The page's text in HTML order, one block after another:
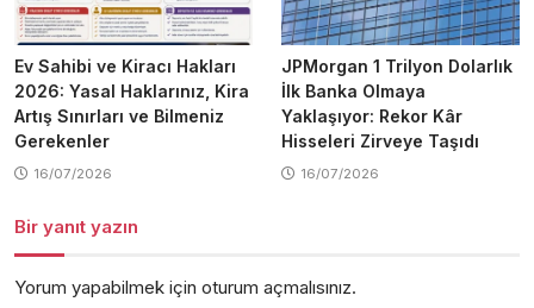
Ev Sahibi ve Kiracı Hakları
2026: Yasal Haklarınız, Kira
Artış Sınırları ve Bilmeniz
Gerekenler
16/07/2026
JPMorgan 1 Trilyon Dolarlık
İlk Banka Olmaya
Yaklaşıyor: Rekor Kâr
Hisseleri Zirveye Taşıdı
16/07/2026
Bir yanıt yazın
Yorum yapabilmek için oturum açmalısınız.